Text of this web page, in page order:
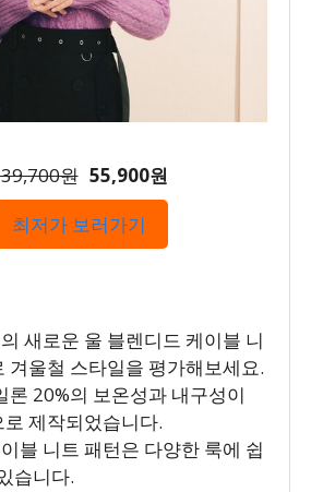
원 55,900원
최저가 보러가기
새로운 울 블렌디드 케이블 니
겨울철 스타일을 평가해보세요.
론 20%의 보온성과 내구성이
제작되었습니다.
블 니트 패턴은 다양한 룩에 쉽
습니다.